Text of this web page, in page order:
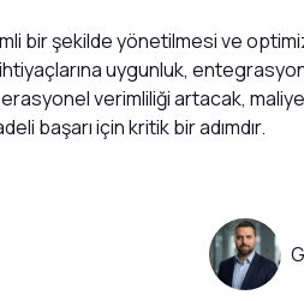
bir şekilde yönetilmesi ve
uygunluk,
verimliliği artacak,
başarı için kritik bir adımdır.